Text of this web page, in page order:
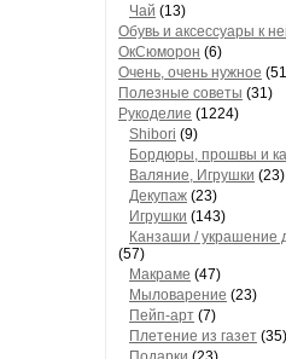
Чай (13)
Обувь и аксессуары к
ОкСюморон (6)
Очень, очень нужное
Полезные советы (31)
Рукоделие (1224)
Shibori (9)
Бордюры, прошвы и
Валяние, Игрушки (23)
Декупаж (23)
Игрушки (143)
Канзаши / украшение
(57)
Макраме (47)
Мыловарение (23)
Пейп-арт (7)
Плетение из газет (35)